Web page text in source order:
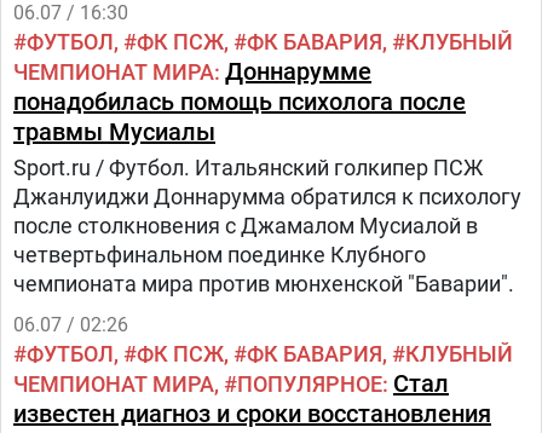
06.07 / 16:30
ФУТБОЛ ФК ПСЖ ФК БАВАРИЯ
КЛУБНЫЙ
ЧЕМПИОНАТ МИРА Доннарумме
понадобилась помощь психолога после
травмы Мусиалы
Sport.ru / Футбол. Итальянский голкипер ПСЖ
Джанлуиджи Доннарумма обратился к психологу
после столкновения с Джамалом Мусиалой в
четвертьфинальном поединке Клубного
чемпионата мира против мюнхенской "Баварии".
06.07 / 02:26
ФУТБОЛ ФК ПСЖ ФК БАВАРИЯ
КЛУБНЫЙ
ЧЕМПИОНАТ МИРА
ПОПУЛЯРНОЕ Стал
известен диагноз и сроки восстановления